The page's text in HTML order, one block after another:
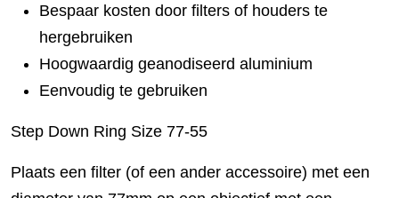
Bespaar kosten door filters of houders te
hergebruiken
Hoogwaardig geanodiseerd aluminium
Eenvoudig te gebruiken
Step Down Ring Size 77-55
Plaats een filter (of een ander accessoire) met een